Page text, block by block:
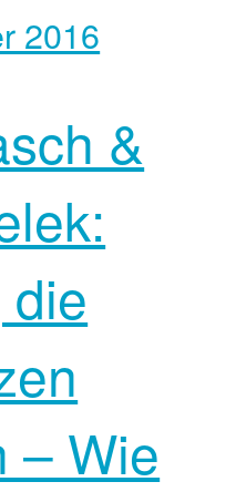
2016
&
– Wie